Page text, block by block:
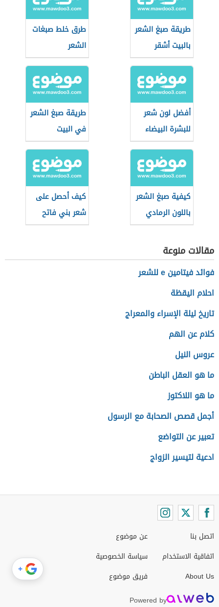
طريقة صبغ الشعر
بالبيت أشقر
رمادي
طرق خلط صبغات
الشعر
أفضل لون شعر
للبشرة البيضاء
طريقة صبغ الشعر
في البيت
كيفية صبغ الشعر
باللون الرمادي
كيف أحصل على
شعر بني فاتح
مقالات منوعة
فوائد فيتامين e للشعر
احلام اليقظة
تاريخ ليلة الإسراء والمعراج
كلام عن الهم
عروس النيل
ما هو العقل الباطن
ما هو اللاكتوز
أجمل قصص الصحابة مع الرسول
تعبير عن التواضع
ادعية لتيسير الزواج
اتصل بنا
اتفاقية الاستخدام
About Us
عن موضوع
سياسة الخصوصية
فريق موضوع
Powered by
+